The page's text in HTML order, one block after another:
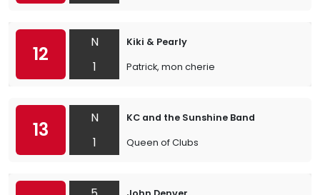
12
N
1
Kiki & Pearly
Patrick, mon cherie
13
N
1
KC and the Sunshine Band
Queen of Clubs